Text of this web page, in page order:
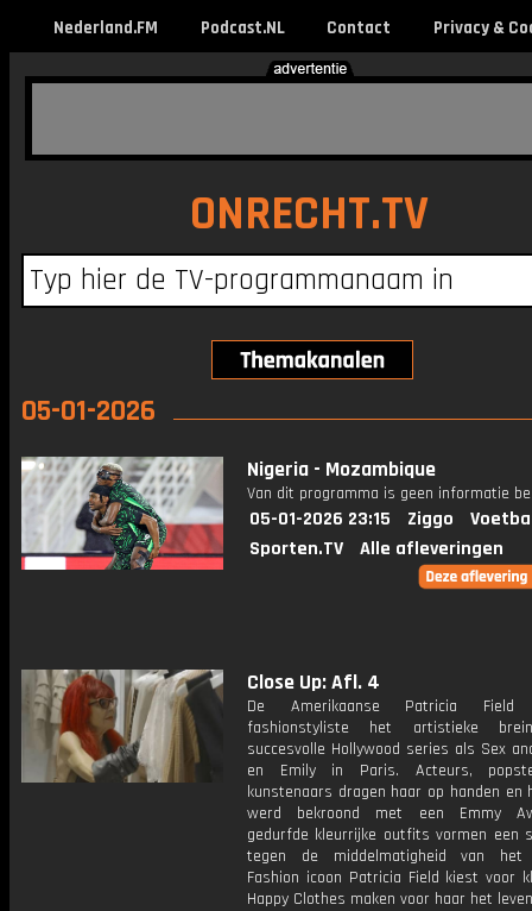
Nederland.FM Podcast.NL Contact Privacy &
ONRECHT.TV
05-01-2026
Nigeria - Mozambique
Van dit programma is geen informatie
05-01-2026 23:15 Ziggo
Sporten.TV
Alle afleveringen
Close Up: Afl. 4
De Amerikaanse Patricia
fashionstyliste het artistieke
succesvolle Hollywood series als Sex
en Emily in Paris. Acteurs,
kunstenaars dragen haar op handen en
werd bekroond met een Emmy
gedurfde kleurrijke outfits vormen een
tegen de middelmatigheid van het
Fashion icoon Patricia Field kiest voor
Happy Clothes maken voor haar het